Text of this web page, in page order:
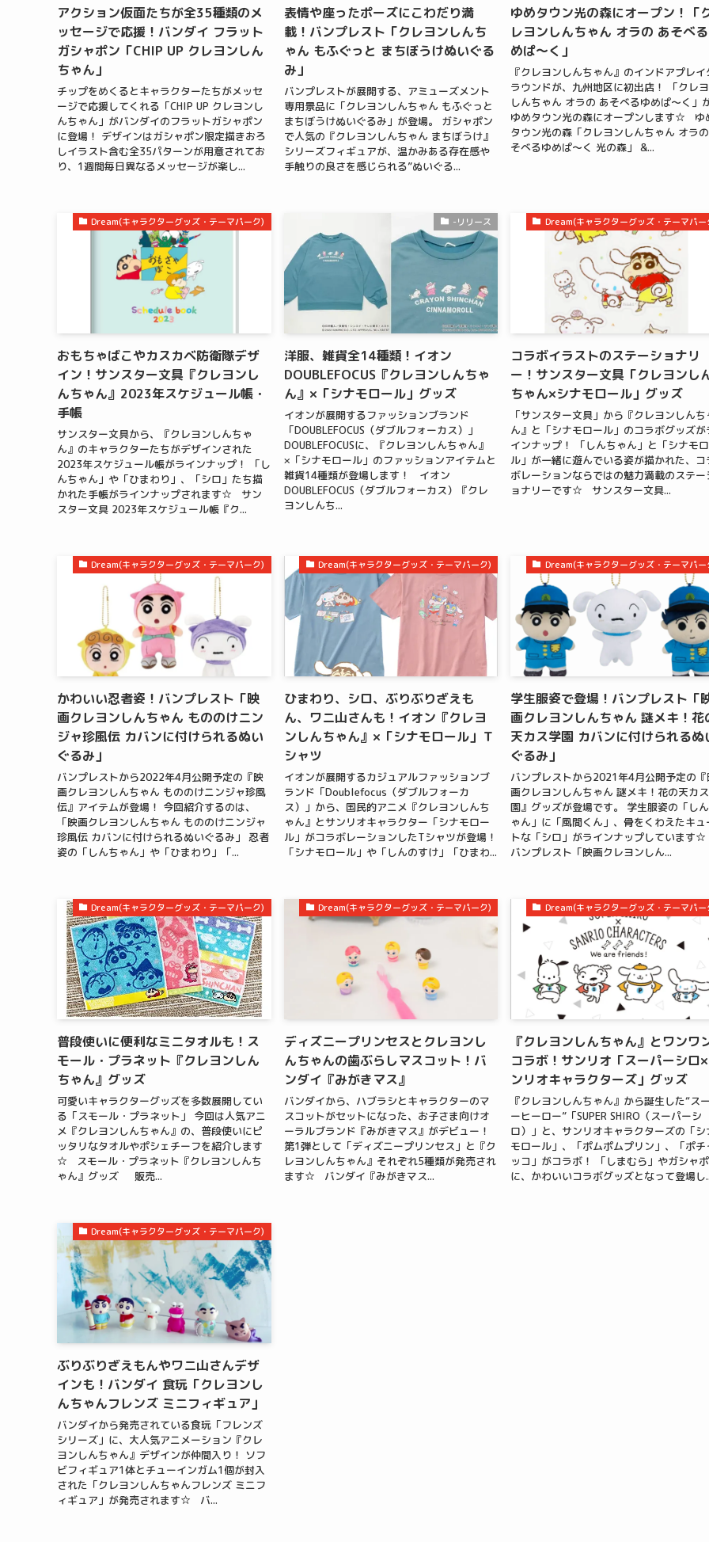
アクション仮面たちが全35種類のメ
ッセージで応援！バンダイ フラット
ガシャポン「CHIP UP クレヨンしん
ちゃん」
チップをめくるとキャラクターたちがメッセ
ージで応援してくれる「CHIP UP クレヨンし
んちゃん」がバンダイのフラットガシャポン
に登場！ デザインはガシャポン限定描きおろ
しイラスト含む全35パターンが用意されてお
り、1週間毎日異なるメッセージが楽し...
表情や座ったポーズにこわだり満
載！バンプレスト「クレヨンしんち
ゃん もふぐっと まちぼうけぬいぐる
み」
バンプレストが展開する、アミューズメント
専用景品に「クレヨンしんちゃん もふぐっと
まちぼうけぬいぐるみ」が登場。 ガシャポン
で人気の『クレヨンしんちゃん まちぼうけ』
シリーズフィギュアが、温かみある存在感や
手触りの良さを感じられる”ぬいぐる...
ゆめタウン光の森にオープン！「
レヨンしんちゃん オラの あそべ
めぱ～く」
『クレヨンしんちゃん』のインドアプレイ
ラウンドが、九州地区に初出店！ 「クレ
しんちゃん オラの あそべるゆめぱ～く」が
ゆめタウン光の森にオープンします☆ ゆ
タウン光の森「クレヨンしんちゃん オラ
そべるゆめぱ～く 光の森」 &...
Dream(キャラクターグッズ・テーマパーク)
おもちゃばこやカスカベ防衛隊デザ
イン！サンスター文具『クレヨンし
んちゃん』2023年スケジュール帳・
手帳
サンスター文具から、『クレヨンしんちゃ
ん』のキャラクターたちがデザインされた
2023年スケジュール帳がラインナップ！ 「し
んちゃん」や「ひまわり」、「シロ」たち描
かれた手帳がラインナップされます☆ サン
スター文具 2023年スケジュール帳『ク...
-リリース
洋服、雑貨全14種類！イオン
DOUBLEFOCUS『クレヨンしんちゃ
ん』×「シナモロール」グッズ
イオンが展開するファッションブランド
「DOUBLEFOCUS（ダブルフォーカス）」
DOUBLEFOCUSに、『クレヨンしんちゃん』
×「シナモロール」のファッションアイテムと
雑貨14種類が登場します！ イオン
DOUBLEFOCUS（ダブルフォーカス）『クレ
ヨンしんち...
Dream(キャラクターグッズ・テーマパー
コラボイラストのステーショナリ
ー！サンスター文具「クレヨンし
ちゃん×シナモロール」グッズ
「サンスター文具」から『クレヨンしんち
ん』と「シナモロール」のコラボグッズが
インナップ！ 「しんちゃん」と「シナモ
ル」が一緒に遊んでいる姿が描かれた、コ
ボレーションならではの魅力満載のステー
ョナリーです☆ サンスター文具...
Dream(キャラクターグッズ・テーマパーク)
かわいい忍者姿！バンプレスト「映
画クレヨンしんちゃん もののけニン
ジャ珍風伝 カバンに付けられるぬい
ぐるみ」
バンプレストから2022年4月公開予定の『映
画クレヨンしんちゃん もののけニンジャ珍風
伝』アイテムが登場！ 今回紹介するのは、
「映画クレヨンしんちゃん もののけニンジャ
珍風伝 カバンに付けられるぬいぐるみ」 忍者
姿の「しんちゃん」や「ひまわり」「...
Dream(キャラクターグッズ・テーマパーク)
ひまわり、シロ、ぶりぶりざえも
ん、ワニ山さんも！イオン『クレヨ
ンしんちゃん』×「シナモロール」Ｔ
シャツ
イオンが展開するカジュアルファッションブ
ランド「Doublefocus（ダブルフォーカ
ス）」から、国民的アニメ『クレヨンしんち
ゃん』とサンリオキャラクター「シナモロー
ル」がコラボレーションしたTシャツが登場！
「シナモロール」や「しんのすけ」「ひまわ...
Dream(キャラクターグッズ・テーマパー
学生服姿で登場！バンプレスト「
画クレヨンしんちゃん 謎メキ！花
天カス学園 カバンに付けられるぬ
ぐるみ」
バンプレストから2021年4月公開予定の『
画クレヨンしんちゃん 謎メキ！花の天カ
園』グッズが登場です。 学生服姿の「し
ゃん」に「風間くん」、骨をくわえたキュ
トな「シロ」がラインナップしています☆
バンプレスト「映画クレヨンしん...
Dream(キャラクターグッズ・テーマパーク)
普段使いに便利なミニタオルも！ス
モール・プラネット『クレヨンしん
ちゃん』グッズ
可愛いキャラクターグッズを多数展開してい
る「スモール・プラネット」 今回は人気アニ
メ『クレヨンしんちゃん』の、普段使いにピ
ッタリなタオルやポシェチーフを紹介します
☆ スモール・プラネット『クレヨンしんち
ゃん』グッズ 販売...
Dream(キャラクターグッズ・テーマパーク)
ディズニープリンセスとクレヨンし
んちゃんの歯ぶらしマスコット！バ
ンダイ『みがきマス』
バンダイから、ハブラシとキャラクターのマ
スコットがセットになった、お子さま向けオ
ーラルブランド『みがきマス』がデビュー！
第1弾として「ディズニープリンセス」と『ク
レヨンしんちゃん』それぞれ5種類が発売され
ます☆ バンダイ『みがきマス...
Dream(キャラクターグッズ・テーマパー
『クレヨンしんちゃん』とワンワ
コラボ！サンリオ「スーパーシロ
ンリオキャラクターズ」グッズ
『クレヨンしんちゃん』から誕生した“ス
ーヒーロー”「SUPER SHIRO（スーパーシ
ロ）」と、サンリオキャラクターズの「シ
モロール」、「ポムポムプリン」、「ポチ
ッコ」がコラボ！ 「しまむら」やガシャ
に、かわいいコラボグッズとなって登場し
Dream(キャラクターグッズ・テーマパーク)
ぶりぶりざえもんやワニ山さんデザ
インも！バンダイ 食玩「クレヨンし
んちゃんフレンズ ミニフィギュア」
バンダイから発売されている食玩「フレンズ
シリーズ」に、大人気アニメーション『クレ
ヨンしんちゃん』デザインが仲間入り！ ソフ
ビフィギュア1体とチューインガム1個が封入
された「クレヨンしんちゃんフレンズ ミニフ
ィギュア」が発売されます☆ バ...